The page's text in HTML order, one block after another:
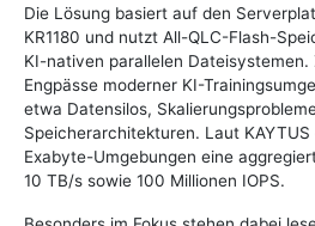
Die Lösung basiert auf den
KR1180 und nutzt All-QLC-Flash-
KI-nativen parallelen Dateisystemen.
Engpässe moderner KI-
etwa Datensilos,
Speicherarchitekturen. Laut
Exabyte-Umgebungen eine
10 TB/s sowie 100 Millionen IOPS.